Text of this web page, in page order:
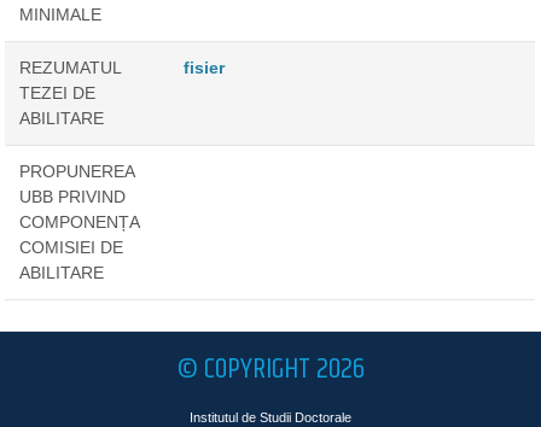
MINIMALE
REZUMATUL
TEZEI DE
ABILITARE
fisier
PROPUNEREA
UBB PRIVIND
COMPONENȚA
COMISIEI DE
ABILITARE
© COPYRIGHT 2026
Institutul de Studii Doctorale